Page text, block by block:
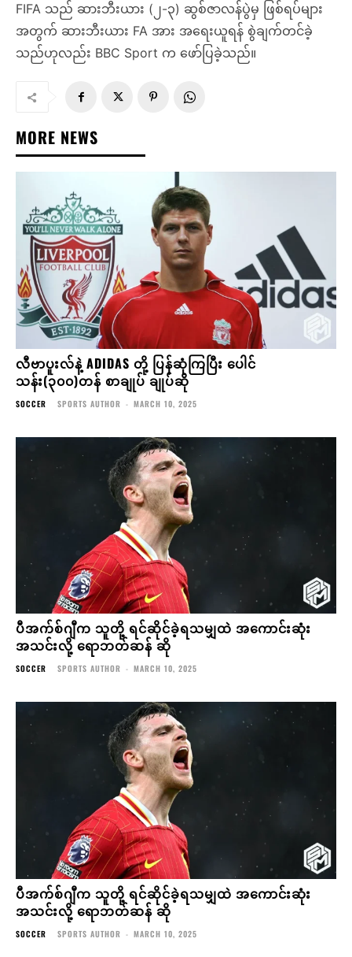
FIFA သည် ဆားဘီးယား (၂-၃) ဆွစ်ဇာလန်ပွဲမှ ဖြစ်ရပ်များ
အတွက် ဆားဘီးယား FA အား အရေးယူရန် စွဲချက်တင်ခဲ့
သည်ဟုလည်း BBC Sport က ဖော်ပြခဲ့သည်။
MORE NEWS
လီဗာပူးလ်နဲ့ ADIDAS တို့ ပြန်ဆုံကြပြီး ပေါင်
သန်း(၃၀၀)တန် စာချုပ် ချုပ်ဆို
SOCCER SPORTS AUTHOR - MARCH 10, 2025
ပီအက်စ်ဂျီက သူတို့ ရင်ဆိုင်ခဲ့ရသမျှထဲ အကောင်းဆုံး
အသင်းလို့ ရောဘတ်ဆန် ဆို
SOCCER SPORTS AUTHOR - MARCH 10, 2025
ပီအက်စ်ဂျီက သူတို့ ရင်ဆိုင်ခဲ့ရသမျှထဲ အကောင်းဆုံး
အသင်းလို့ ရောဘတ်ဆန် ဆို
SOCCER SPORTS AUTHOR - MARCH 10, 2025